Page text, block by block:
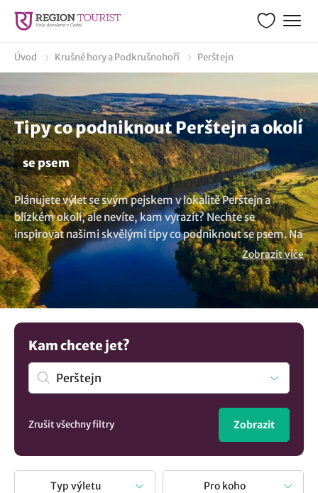
Úvod Krušné hory a Podkrušnohoří Perštejn
Tipy co podniknout Perštejn a okolí
se psem
Plánujete výlet se svým pejskem v lokalitě Perštejn a
blízkém okolí, ale nevíte, kam vyrazit? Nechte se
inspirovat našimi skvělými tipy co podniknout se psem. Na
místa, kam můžete vyrazit i se svým čtyřnohým
kamarádem. Najdete zde mnoho nápadů na zajímavá
místa, kde bude spokojený i váš pes. A ačkoliv co dělat
nebo co navštívit je jen na vás, jedno víme jistě - s naší
inspirací na aktivity s domácím mazlíčkem vás čeká
společné dobrodružství, na které budete všichni dlouho
vzpomínat.
Zobrazit více
Kam chcete jet?
Zrušit všechny filtry Zobrazit
Typ výletu Pro koho